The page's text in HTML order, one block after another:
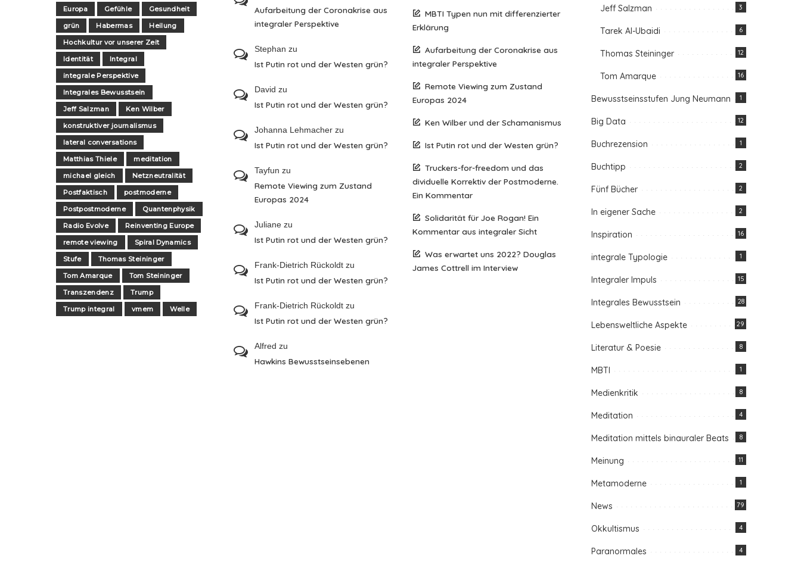
Europa
Gefühle
Gesundheit
grün
Habermas
Heilung
Hochkultur vor unserer Zeit
Identität
Integral
integrale Perspektive
Integrales Bewusstsein
Jeff Salzman
Ken Wilber
konstruktiver journalismus
lateral conversations
Matthias Thiele
meditation
michael gleich
Netzneutralität
Postfaktisch
postmoderne
Postpostmoderne
Quantenphysik
Radio Evolve
Reinventing Europe
remote viewing
Spiral Dynamics
Stufe
Thomas Steininger
Tom Amarque
Tom Steininger
Transzendenz
Trump
Trump integral
vmem Welle
Aufarbeitung der Coronakrise aus
integraler Perspektive
Stephan zu
Ist Putin rot und der Westen grün?
David zu
Ist Putin rot und der Westen grün?
Johanna Lehmacher zu
Ist Putin rot und der Westen grün?
Tayfun zu
Remote Viewing zum Zustand
Europas 2024
Juliane zu
Ist Putin rot und der Westen grün?
Frank-Dietrich Rückoldt zu
Ist Putin rot und der Westen grün?
Frank-Dietrich Rückoldt zu
Ist Putin rot und der Westen grün?
Alfred zu
Hawkins Bewusstseinsebenen
MBTI Typen nun mit differenzierter
Erklärung
Aufarbeitung der Coronakrise aus
integraler Perspektive
Remote Viewing zum Zustand
Europas 2024
Ken Wilber und der Schamanismus
Ist Putin rot und der Westen grün?
Truckers-for-freedom und das
dividuelle Korrektiv der Postmoderne.
Ein Kommentar
Solidarität für Joe Rogan! Ein
Kommentar aus integraler Sicht
Was erwartet uns 2022? Douglas
James Cottrell im Interview
Jeff Salzman 3
Tarek Al-Ubaidi 6
Thomas Steininger 12
Tom Amarque 16
Bewusstseinsstufen Jung Neumann 1
Big Data 12
Buchrezension 1
Buchtipp 2
Fünf Bücher 2
In eigener Sache 2
Inspiration 16
integrale Typologie 1
Integraler Impuls 15
Integrales Bewusstsein 28
Lebensweltliche Aspekte 29
Literatur & Poesie 8
MBTI 1
Medienkritik 8
Meditation 4
Meditation mittels binauraler Beats 8
Meinung 11
Metamoderne 1
News 79
Okkultismus 4
Paranormales 4